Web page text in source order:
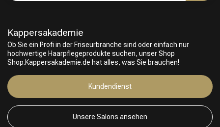
Kappersakademie
Ob Sie ein Profi in der Friseurbranche sind oder einfach nur
hochwertige Haarpflegeprodukte suchen, unser Shop
Shop.Kappersakademie.de hat alles, was Sie brauchen!
Kundendienst
Unsere Salons ansehen